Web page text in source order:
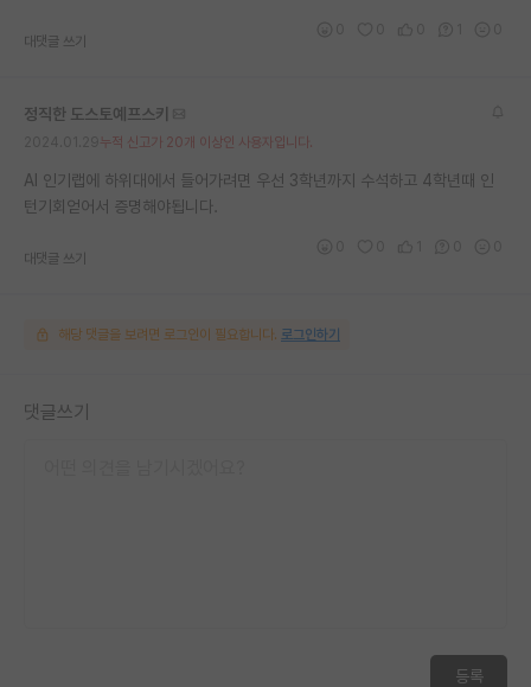
대댓글 쓰기
정직한 도스토예프스키
누적 신고가 20개 이상인 사용자입니다.
AI 인기랩에 하위대에서 들어가려면 우선 3학년까지 수석하고 4학년때 인
턴기회얻어서 증명해야됩니다.
대댓글 쓰기
해당 댓글을 보려면 로그인이 필요합니다. 로그인하기
댓글쓰기
등록